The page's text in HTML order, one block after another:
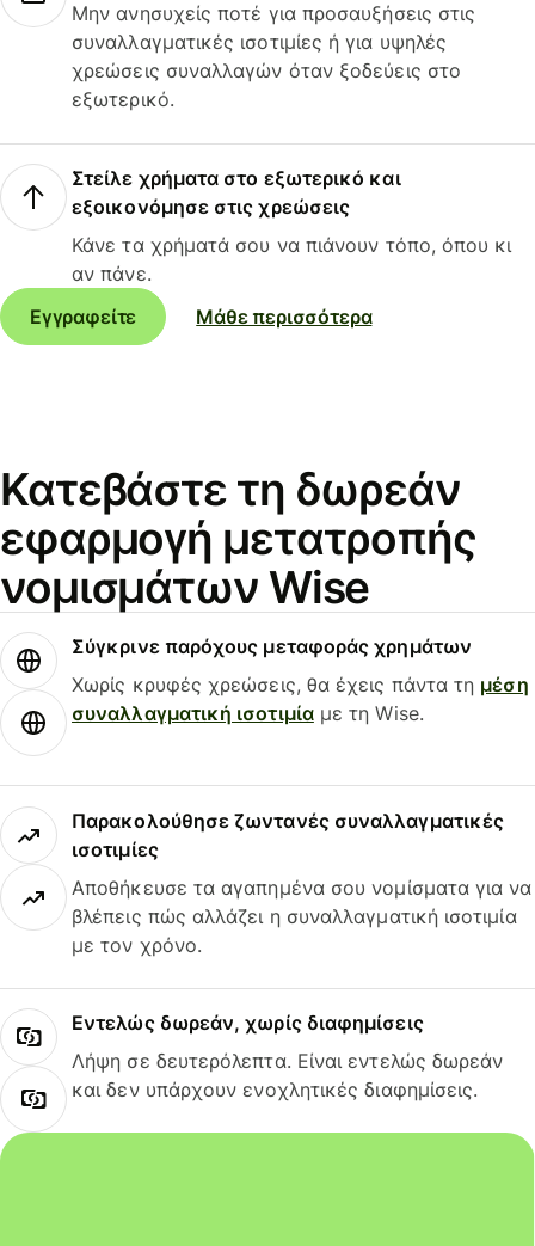
Μην ανησυχείς ποτέ για προσαυξήσεις στις
συναλλαγματικές ισοτιμίες ή για υψηλές
χρεώσεις συναλλαγών όταν ξοδεύεις στο
εξωτερικό.
Στείλε χρήματα στο εξωτερικό και
εξοικονόμησε στις χρεώσεις
Κάνε τα χρήματά σου να πιάνουν τόπο, όπου κι
αν πάνε.
Εγγραφείτε
Μάθε περισσότερα
Κατεβάστε τη δωρεάν
εφαρμογή μετατροπής
νομισμάτων Wise
Σύγκρινε παρόχους μεταφοράς χρημάτων
Χωρίς κρυφές χρεώσεις, θα έχεις πάντα τη μέση
συναλλαγματική ισοτιμίαμε τη Wise.
Παρακολούθησε ζωντανές συναλλαγματικές
ισοτιμίες
Αποθήκευσε τα αγαπημένα σου νομίσματα για να
βλέπεις πώς αλλάζει η συναλλαγματική ισοτιμία
με τον χρόνο.
Εντελώς δωρεάν, χωρίς διαφημίσεις
Λήψη σε δευτερόλεπτα. Είναι εντελώς δωρεάν
και δεν υπάρχουν ενοχλητικές διαφημίσεις.